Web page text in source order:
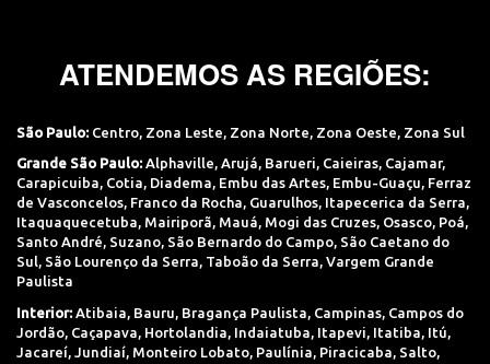
ATENDEMOS AS REGIÕES:
São Paulo: Centro Zona Leste Zona Norte Zona Oeste Zona Sul
Grande São Paulo: Alphaville, Arujá, Barueri, Caieiras, Cajamar,
Carapicuiba, Cotia, Diadema, Embu das Artes, Embu-Guaçu, Ferraz
de Vasconcelos, Franco da Rocha, Guarulhos, Itapecerica da Serra,
Itaquaquecetuba, Mairiporã, Mauá, Mogi das Cruzes, Osasco, Poá,
Santo André, Suzano, São Bernardo do Campo, São Caetano do
Sul, São Lourenço da Serra, Taboão da Serra, Vargem Grande
Paulista
Interior: Atibaia Bauru Bragança Paulista Campinas Campos do
Jordão Caçapava Hortolandia Indaiatuba Itapevi Itatiba Itú
Jacareí
Jundiaí Monteiro Lobato Paulínia Piracicaba Salto